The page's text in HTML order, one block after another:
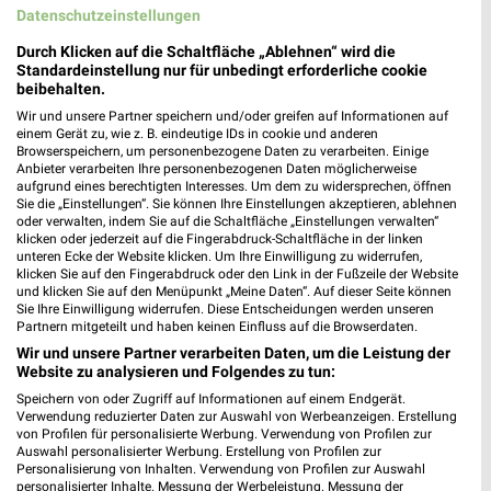
Angebote ab 06.08.
Gültig bis Mi. 12.08.
Badezimmer-Testerinnen
XXXLutz
18,7 km
Büro Spezial
XXXLutz
Wohnenpreishits
Datenschutzeinstellungen
Durch Klicken auf die Schaltfläche „Ablehnen“ wird die
Standardeinstellung nur für unbedingt erforderliche cookie
beibehalten.
Wir und unsere Partner speichern und/oder greifen auf Informationen auf
einem Gerät zu, wie z. B. eindeutige IDs in cookie und anderen
Browserspeichern, um personenbezogene Daten zu verarbeiten. Einige
Anbieter verarbeiten Ihre personenbezogenen Daten möglicherweise
aufgrund eines berechtigten Interesses. Um dem zu widersprechen, öffnen
Sie die „Einstellungen“. Sie können Ihre Einstellungen akzeptieren, ablehnen
oder verwalten, indem Sie auf die Schaltfläche „Einstellungen verwalten“
klicken oder jederzeit auf die Fingerabdruck-Schaltfläche in der linken
unteren Ecke der Website klicken. Um Ihre Einwilligung zu widerrufen,
klicken Sie auf den Fingerabdruck oder den Link in der Fußzeile der Website
und klicken Sie auf den Menüpunkt „Meine Daten“. Auf dieser Seite können
Sie Ihre Einwilligung widerrufen. Diese Entscheidungen werden unseren
Partnern mitgeteilt und haben keinen Einfluss auf die Browserdaten.
Wir und unsere Partner verarbeiten Daten, um die Leistung der
Website zu analysieren und Folgendes zu tun:
Speichern von oder Zugriff auf Informationen auf einem Endgerät.
Verwendung reduzierter Daten zur Auswahl von Werbeanzeigen. Erstellung
von Profilen für personalisierte Werbung. Verwendung von Profilen zur
Auswahl personalisierter Werbung. Erstellung von Profilen zur
Personalisierung von Inhalten. Verwendung von Profilen zur Auswahl
personalisierter Inhalte. Messung der Werbeleistung. Messung der